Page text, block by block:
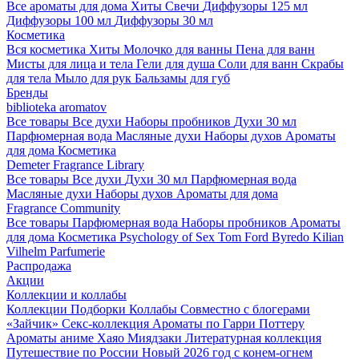
Все ароматы для дома Хиты Свечи Диффузоры 125 мл
Диффузоры 100 мл Диффузоры 30 мл
Косметика
Вся косметика Хиты Молочко для ванны Пена для ванн
Мисты для лица и тела Гели для душа Соли для ванн Скрабы
для тела Мыло для рук Бальзамы для губ
Бренды
biblioteka aromatov
Все товары Все духи Наборы пробников Духи 30 мл
Парфюмерная вода Масляные духи Наборы духов Ароматы
для дома Косметика
Demeter Fragrance Library
Все товары Все духи Духи 30 мл Парфюмерная вода
Масляные духи Наборы духов Ароматы для дома
Fragrance Community
Все товары Парфюмерная вода Наборы пробников Ароматы
для дома Косметика Psychology of Sex Tom Ford Byredo Kilian
Vilhelm Parfumerie
Распродажа
Акции
Коллекции и коллабы
Коллекции Подборки Коллабы Совместно с блогерами
«Зайчик» Секс-коллекция Ароматы по Гарри Поттеру
Ароматы аниме Хаяо Миядзаки Литературная коллекция
Путешествие по России Новый 2026 год с конем-огнем